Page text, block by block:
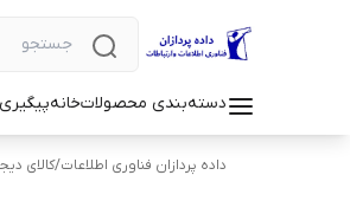
دسته‌بندی محصولاتخانه
داده پردازان فناوری اطلاعات/کالای